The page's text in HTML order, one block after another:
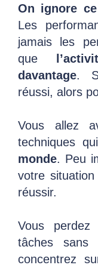
On ignore
Les
jamais les
que
davantage.
réussi, alors
Vous allez
techniques
monde. Peu
votre
réussir.
Vous
tâches sans
concentrez